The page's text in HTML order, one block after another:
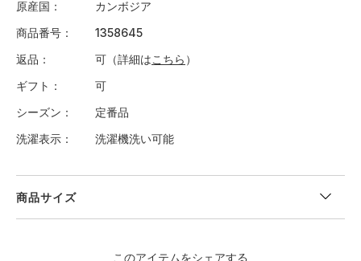
原産国
カンボジア
商品番号
1358645
返品
可（詳細はこちら ）
ギフト
可
シーズン
定番品
洗濯表示
洗濯機洗い可能
商品サイズ
このアイテムをシェアする